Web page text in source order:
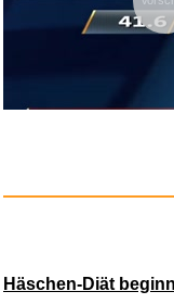
Häschen-Diät